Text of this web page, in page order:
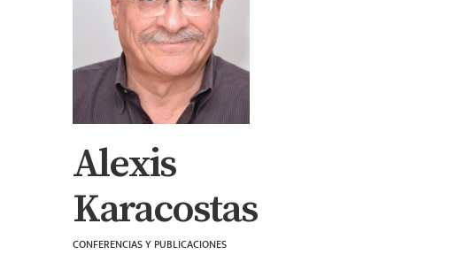
Alexis
Karacostas
CONFERENCIAS Y PUBLICACIONES